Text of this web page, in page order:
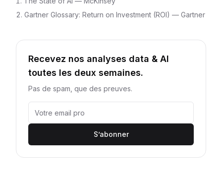
Gartner Glossary: Return on Investment (ROI) — Gartner
Recevez nos analyses data & AI
toutes les deux semaines.
Pas de spam, que des preuves.
S’abonner